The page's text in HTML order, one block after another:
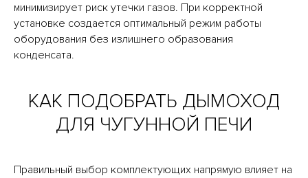
минимизирует риск утечки газов. При корректной
установке создается оптимальный режим работы
оборудования без излишнего образования
конденсата.
КАК ПОДОБРАТЬ ДЫМОХОД
ДЛЯ ЧУГУННОЙ ПЕЧИ
Правильный выбор комплектующих напрямую влияет на